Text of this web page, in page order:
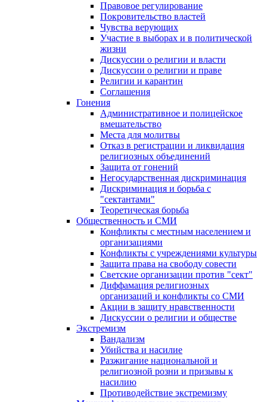
Правовое регулирование
Покровительство властей
Чувства верующих
Участие в выборах и в политической
жизни
Дискуссии о религии и власти
Дискуссии о религии и праве
Религии и карантин
Соглашения
Гонения
Административное и полицейское
вмешательство
Места для молитвы
Отказ в регистрации и ликвидация
религиозных объединений
Защита от гонений
Негосударственная дискриминация
Дискриминация и борьба с
"сектантами"
Теоретическая борьба
Общественность и СМИ
Конфликты с местным населением и
организациями
Конфликты с учреждениями культуры
Защита права на свободу совести
Светские организации против "сект"
Диффамация религиозных
организаций и конфликты со СМИ
Акции в защиту нравственности
Дискуссии о религии и обществе
Экстремизм
Вандализм
Убийства и насилие
Разжигание национальной и
религиозной розни и призывы к
насилию
Противодействие экстремизму